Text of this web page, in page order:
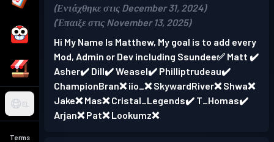
EL
Terms
(Εντάχθηκε στις December 31, 2024)
(Έπαιξε στις November 13, 2025)
Hi My Name Is Matthew, My goal is to add every
Mod, Admin or Dev including Ssundee✅ Matt ✔️
Asher✔️ Dill✔️ Weasel✔️ Philliptrudeau✔️
ChampionBran❌ iio_❌ SkywardRiver❌ Shwa❌
Jake❌ Mas❌ Cristal_Legends✔️ T_Homas✔️
Arjan❌ Pat❌ Lookumz❌